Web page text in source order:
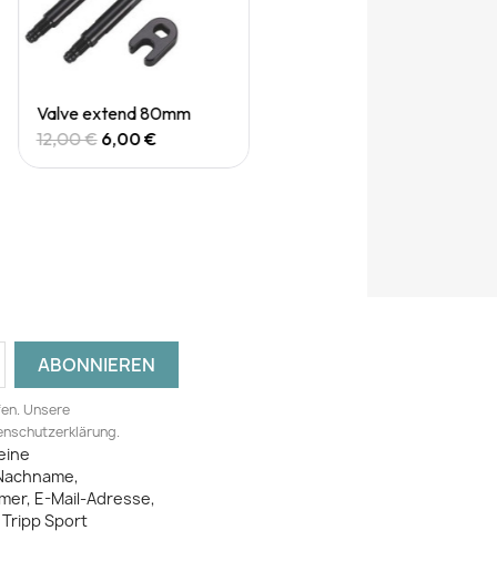
Quick View
Valve extend 80mm
12,00 € 6,00 €
Unsere
E-Mail-Adresse,
Sport